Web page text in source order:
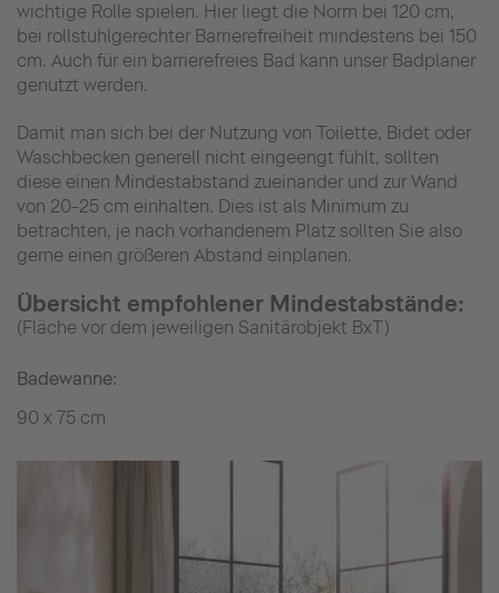
wichtige Rolle spielen. Hier liegt die Norm bei 120 cm,
bei rollstuhlgerechter Barrierefreiheit mindestens bei 150
cm. Auch für ein barrierefreies Bad kann unser Badplaner
genutzt werden.
Damit man sich bei der Nutzung von Toilette, Bidet oder
Waschbecken generell nicht eingeengt fühlt, sollten
diese einen Mindestabstand zueinander und zur Wand
von 20-25 cm einhalten. Dies ist als Minimum zu
betrachten, je nach vorhandenem Platz sollten Sie also
gerne einen größeren Abstand einplanen.
Übersicht empfohlener Mindestabstände:
(Fläche vor dem jeweiligen Sanitärobjekt BxT)
Badewanne:
90 x 75 cm